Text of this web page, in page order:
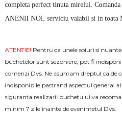
completa perfect tinuta mirelui.
ANENII NOI, serviciu valabil si in toata
ATENTIE! Pentru ca unele soiuri si
buchetelor sunt sezoniere, pot fi
comenzi Dvs. Ne asumam dreptul ca de
indisponibile pastrand aspectul general
siguranta realizarii buchetului va
minim 7 zile înainte de evenimetul Dvs.